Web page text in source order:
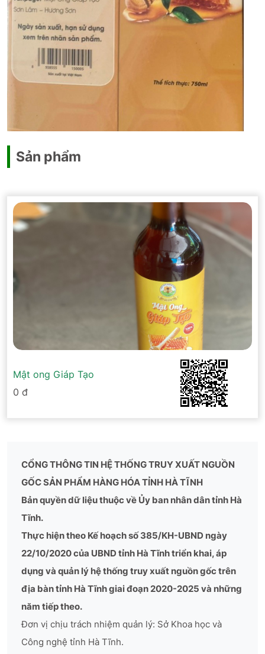
Sản phẩm
Mật ong Giáp Tạo
0 đ
CỔNG THÔNG TIN HỆ THỐNG TRUY XUẤT NGUỒN
GỐC SẢN PHẨM HÀNG HÓA TỈNH HÀ TĨNH
Bản quyền dữ liệu thuộc về Ủy ban nhân dân tỉnh Hà
Tĩnh.
Thực hiện theo Kế hoạch số 385/KH-UBND ngày
22/10/2020 của UBND tỉnh Hà Tĩnh triển khai, áp
dụng và quản lý hệ thống truy xuất nguồn gốc trên
địa bàn tỉnh Hà Tĩnh giai đoạn 2020-2025 và những
năm tiếp theo.
Đơn vị chịu trách nhiệm quản lý: Sở Khoa học và
Công nghệ tỉnh Hà Tĩnh.